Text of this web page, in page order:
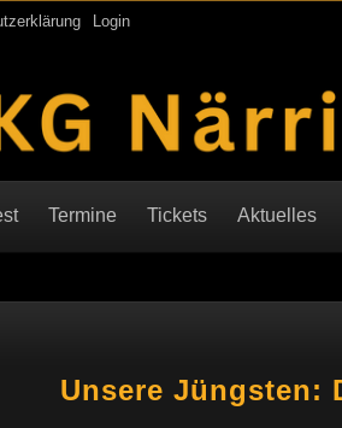
Login
Termine Tickets Aktuelles
Unsere Jüngsten: